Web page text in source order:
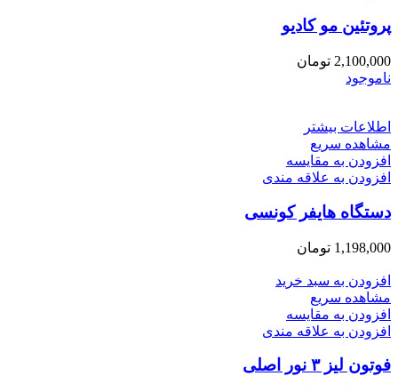
پروتئین مو کادیو
2,100,000 تومان
ناموجود
اطلاعات بیشتر
مشاهده سریع
افزودن به مقایسه
افزودن به علاقه مندی
دستگاه هایفر کونسی
1,198,000 تومان
افزودن به سبد خرید
مشاهده سریع
افزودن به مقایسه
افزودن به علاقه مندی
فوتون لیز ۳ نور اصلی